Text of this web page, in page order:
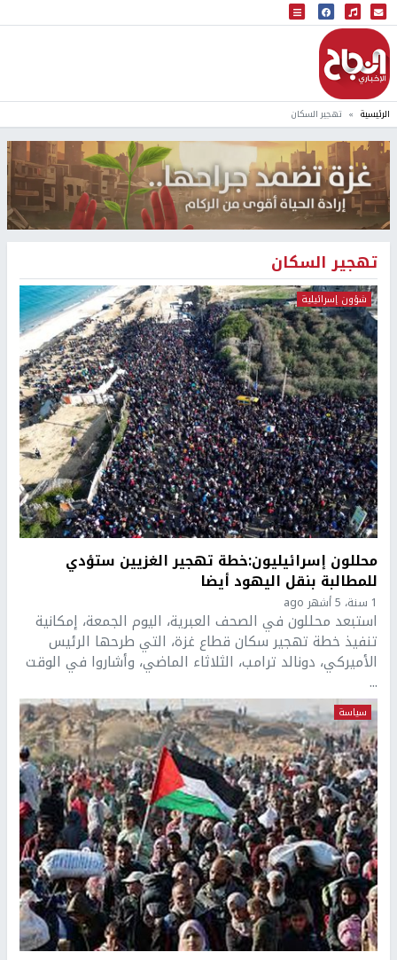
البث المباشر
إذاعة النجاح
الرئيسية تهجير السكان
تهجير السكان
شؤون إسرائيلية
محللون إسرائيليون:خطة تهجير الغزيين ستؤدي
للمطالبة بنقل اليهود أيضا
1 سنة، 5 أشهر ago
استبعد محللون في الصحف العبرية، اليوم الجمعة، إمكانية
تنفيذ خطة تهجير سكان قطاع غزة، التي طرحها الرئيس
الأميركي، دونالد ترامب، الثلاثاء الماضي، وأشاروا في الوقت
...
سياسة